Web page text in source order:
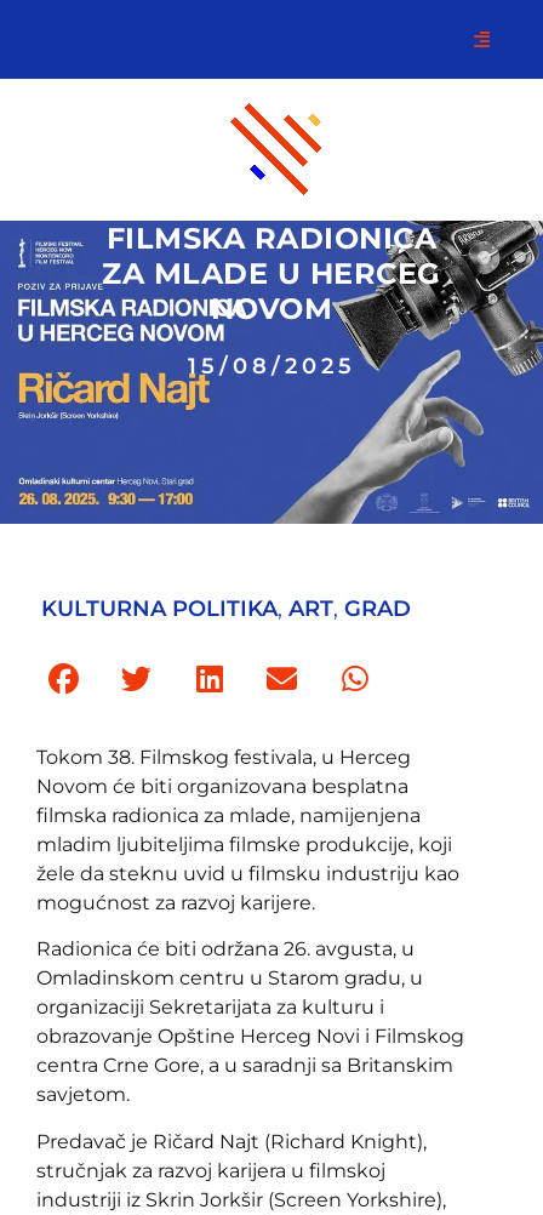
FILMSKA RADIONICA
ZA MLADE U HERCEG
NOVOM
15/08/2025
KULTURNA POLITIKA, ART, GRAD
Tokom 38. Filmskog festivala, u Herceg
Novom će biti organizovana besplatna
filmska radionica za mlade, namijenjena
mladim ljubiteljima filmske produkcije, koji
žele da steknu uvid u filmsku industriju kao
mogućnost za razvoj karijere.
Radionica će biti održana 26. avgusta, u
Omladinskom centru u Starom gradu, u
organizaciji Sekretarijata za kulturu i
obrazovanje Opštine Herceg Novi i Filmskog
centra Crne Gore, a u saradnji sa Britanskim
savjetom.
Predavač je Ričard Najt (Richard Knight),
stručnjak za razvoj karijera u filmskoj
industriji iz Skrin Jorkšir (Screen Yorkshire),